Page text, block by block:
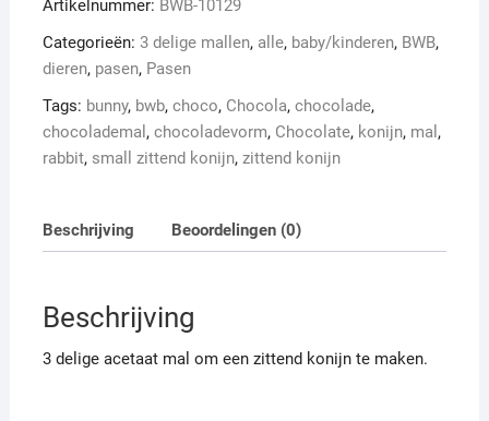
konijn
aantal
Artikelnummer: BWB-10129
Categorieën: 3 delige mallen, alle, baby/kinderen, BWB,
dieren, pasen, Pasen
Tags: bunny, bwb, choco, Chocola, chocolade,
chocolademal , chocoladevorm, Chocolate, konijn, mal ,
rabbit, small zittend konijn, zittend konijn
Beschrijving Beoordelingen (0)
Beschrijving
3 delige acetaat mal om een zittend konijn te maken.